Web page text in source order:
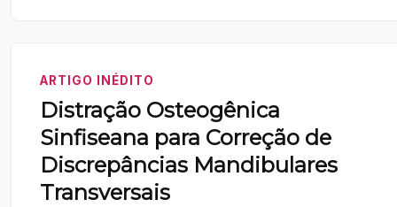
ARTIGO INÉDITO
Distração Osteogênica
Sinfiseana para Correção de
Discrepâncias Mandibulares
Transversais